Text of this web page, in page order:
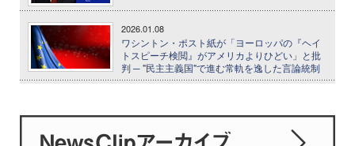
2026.01.08
ワシントン・ポスト紙が「ヨーロッパの『ヘイ
トスピーチ検閲』がアメリカよりひどい」と批
判 ─ "民主主義国"で進む常軌を逸した言論統制